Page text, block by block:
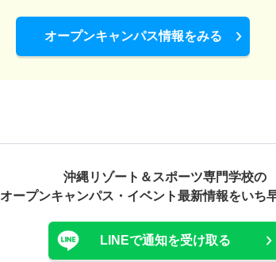
オープンキャンパス情報をみる
沖縄リゾート＆スポーツ専門学校の
オープンキャンパス・ イベント最新情報をいち
LINEで通知を受け取る